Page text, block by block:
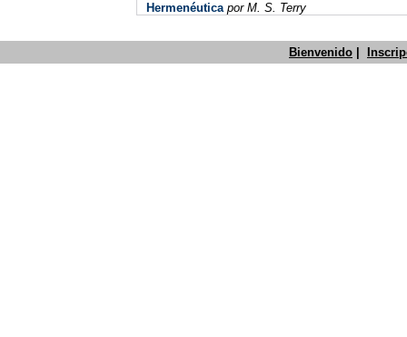
Hermenéutica por M. S. Terry
Bienvenido